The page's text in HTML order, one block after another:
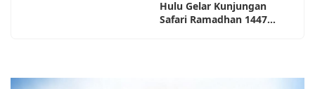
Hulu Gelar Kunjungan
Safari Ramadhan 1447...